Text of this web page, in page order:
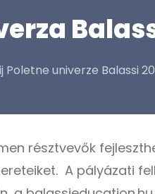
univerze Balassi
résztvevők
A pályázati